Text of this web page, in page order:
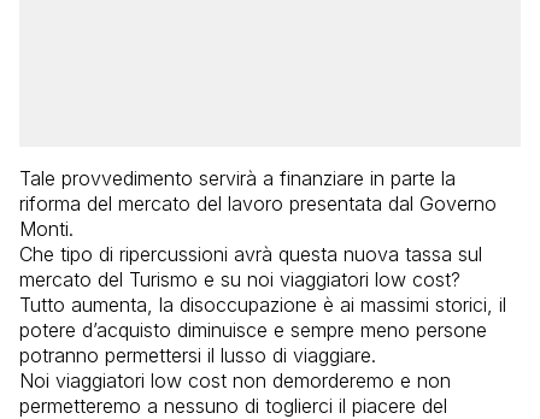
Tale provvedimento servirà a finanziare in parte la
riforma del mercato del lavoro presentata dal Governo
Monti.
Che tipo di ripercussioni avrà questa nuova tassa sul
mercato del Turismo e su noi viaggiatori low cost?
Tutto aumenta, la disoccupazione è ai massimi storici, il
potere d’acquisto diminuisce e sempre meno persone
potranno permettersi il lusso di viaggiare.
Noi viaggiatori low cost non demorderemo e non
permetteremo a nessuno di toglierci il piacere del